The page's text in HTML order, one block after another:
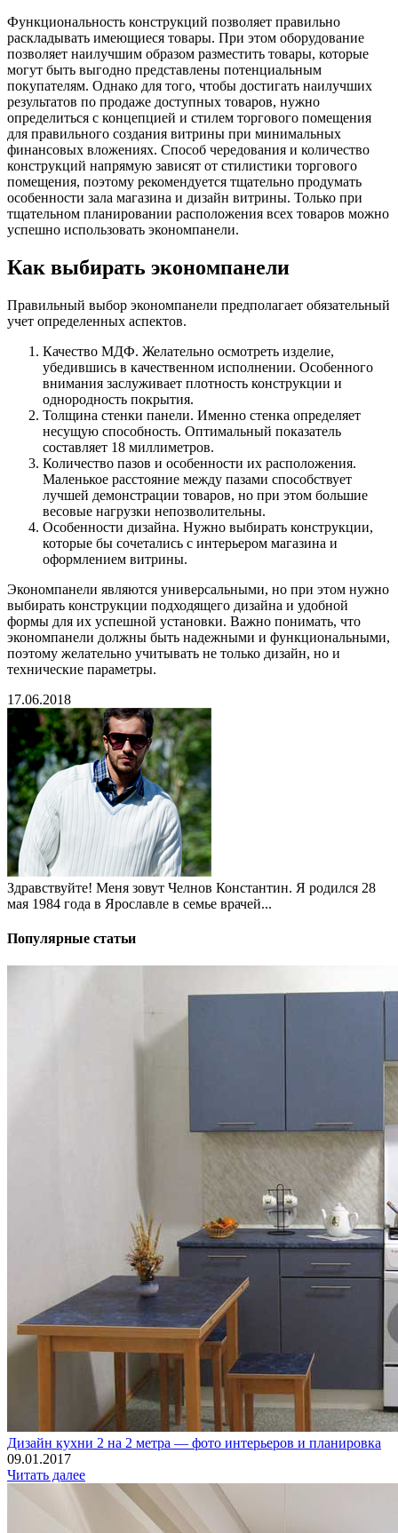
Функциональность конструкций позволяет правильно
раскладывать имеющиеся товары. При этом оборудование
позволяет наилучшим образом разместить товары, которые
могут быть выгодно представлены потенциальным
покупателям. Однако для того, чтобы достигать наилучших
результатов по продаже доступных товаров, нужно
определиться с концепцией и стилем торгового помещения
для правильного создания витрины при минимальных
финансовых вложениях. Способ чередования и количество
конструкций напрямую зависят от стилистики торгового
помещения, поэтому рекомендуется тщательно продумать
особенности зала магазина и дизайн витрины. Только при
тщательном планировании расположения всех товаров можно
успешно использовать экономпанели.
Как выбирать экономпанели
Правильный выбор экономпанели предполагает обязательный
учет определенных аспектов.
Качество МДФ. Желательно осмотреть изделие,
убедившись в качественном исполнении. Особенного
внимания заслуживает плотность конструкции и
однородность покрытия.
Толщина стенки панели. Именно стенка определяет
несущую способность. Оптимальный показатель
составляет 18 миллиметров.
Количество пазов и особенности их расположения.
Маленькое расстояние между пазами способствует
лучшей демонстрации товаров, но при этом большие
весовые нагрузки непозволительны.
Особенности дизайна. Нужно выбирать конструкции,
которые бы сочетались с интерьером магазина и
оформлением витрины.
Экономпанели являются универсальными, но при этом нужно
выбирать конструкции подходящего дизайна и удобной
формы для их успешной установки. Важно понимать, что
экономпанели должны быть надежными и функциональными,
поэтому желательно учитывать не только дизайн, но и
технические параметры.
17.06.2018
Здравствуйте! Меня зовут Челнов Константин. Я родился 28
мая 1984 года в Ярославле в семье врачей...
Популярные статьи
Дизайн кухни 2 на 2 метра — фото интерьеров и планировка
09.01.2017
Читать далее